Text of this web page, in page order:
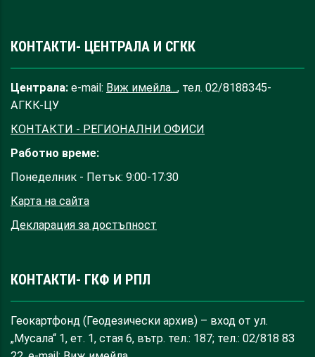
КОНТАКТИ- ЦЕНТРАЛА И СГКК
Централа: e-mail: Виж имейла..., тел. 02/8188345-
АГКК-ЦУ
КОНТАКТИ - РЕГИОНАЛНИ ОФИСИ
Работно време:
Понеделник - Петък: 9:00-17:30
Карта на сайта
Декларация за достъпност
КОНТАКТИ- ГКФ И РПЛ
Геокартфонд (Геодезически архив) – вход от ул.
„Мусала“ 1, ет. 1, стая 6, вътр. тел.: 187; тел.: 02/818 83